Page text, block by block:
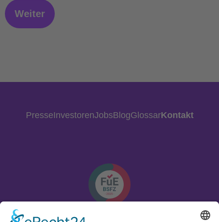
PresseInvestorenJobsBlogGlossarKontakt